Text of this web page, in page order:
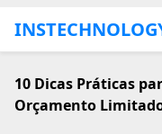
10 Dicas Práticas
Orçamento